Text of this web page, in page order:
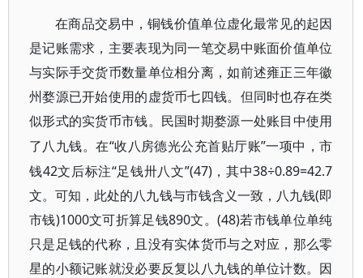
在商品交易中，铜钱价值单位虚化最常见的起因
是记账需求，主要表现为同一笔交易中账面价值单位
与实际手交货币数量单位相分离，如前述雍正三年徽
州婺源已开始使用的虚货币七四钱。但同时也存在类
似形式的实货币市钱。民国时期婺源一处账目中使用
了八九钱。在“收八房德光公充首贴厅账”一项中，市
钱42文后标注“足钱卅八文”(47)，其中38÷0.89=42.7
文。可知，此处的八九钱与市钱含义一致，八九钱(即
市钱)1000文可折算足钱890文。(48)若市钱单位单纯
只是足钱的代称，且没有实体货币与之对应，那么零
星的小额记账就没必要反复以八九钱的单位计数。因